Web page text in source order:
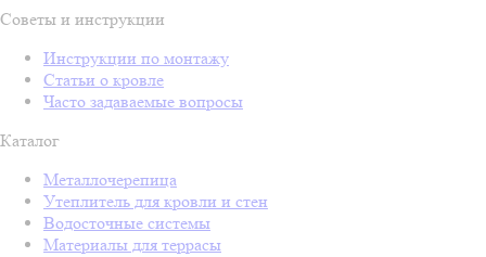
Советы и инструкции
Инструкции по монтажу
Статьи о кровле
Часто задаваемые вопросы
Каталог
Металлочерепица
Утеплитель для кровли и стен
Водосточные системы
Материалы для террасы